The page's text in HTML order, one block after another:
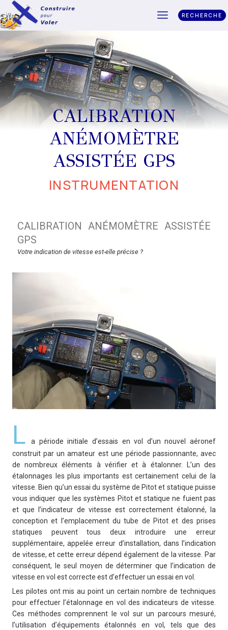
RECHERCHE
CALIBRATION
ANÉMOMÈTRE
ASSISTÉE GPS
INSTRUMENTATION
CALIBRATION ANÉMOMÈTRE ASSISTÉE
GPS
Votre indication de vitesse est-elle précise ?
L
a période initiale d’essais en vol d’un nouvel aéronef
construit par un amateur est une période passionnante, avec
de nombreux éléments à vérifier et à étalonner. L’un des
étalonnages les plus importants est certainement celui de la
vitesse. Bien qu’un essai du système de Pitot et statique puisse
vous indiquer que les systèmes Pitot et statique ne fuient pas
et que l’indicateur de vitesse est correctement étalonné, la
conception et l’emplacement du tube de Pitot et des prises
statiques peuvent tous deux introduire une erreur
supplémentaire, appelée erreur d’installation, dans l’indication
de vitesse, et cette erreur dépend également de la vitesse. Par
conséquent, le seul moyen de déterminer que l’indication de
vitesse en vol est correcte est d’effectuer un essai en vol.
Les pilotes ont mis au point un certain nombre de techniques
pour effectuer l’étalonnage en vol des indicateurs de vitesse.
Ces méthodes comprennent le vol sur un parcours mesuré,
l’utilisation d’équipements étalonnés en vol, tels que des